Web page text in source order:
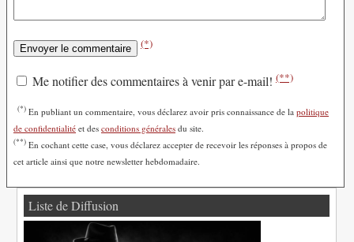
(*)
Me notifier des commentaires à venir par e-mail! (**)
(*) En publiant un commentaire, vous déclarez avoir pris connaissance de la politique
de confidentialité et des conditions générales du site.
(**) En cochant cette case, vous déclarez accepter de recevoir les réponses à propos de
cet article ainsi que notre newsletter hebdomadaire.
Liste de Diffusion